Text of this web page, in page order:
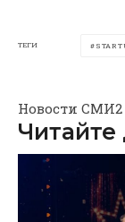
ТЕГИ
Новости СМИ2
Читайте